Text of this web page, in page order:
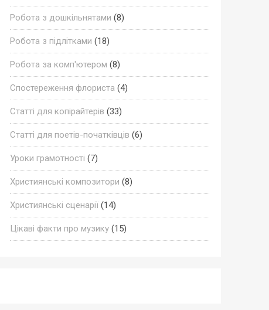
Робота з дошкільнятами (8)
Робота з підлітками (18)
Робота за комп'ютером (8)
Спостереження флориста (4)
Статті для копірайтерів (33)
Статті для поетів-початківців (6)
Уроки грамотності (7)
Християнські композитори (8)
Християнські сценарії(14)
Цікаві факти про музику(15)